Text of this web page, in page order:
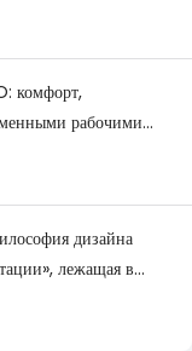
комфорт,
рабочими
дизайна
лежащая в